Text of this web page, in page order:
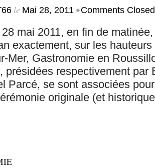
le Mai 28, 2011 •Comments Closed
mai 2011, en fin de
exactement, sur les
Mer, Gastronomie en
présidées respectivement par
Parcé, se sont associées
originale (et